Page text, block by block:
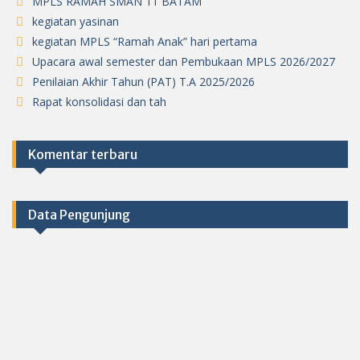
kegiatan yasinan
kegiatan MPLS “Ramah Anak” hari pertama
Upacara awal semester dan Pembukaan MPLS 2026/2027
Penilaian Akhir Tahun (PAT) T.A 2025/2026
Rapat konsolidasi dan tah
Komentar terbaru
Data Pengunjung